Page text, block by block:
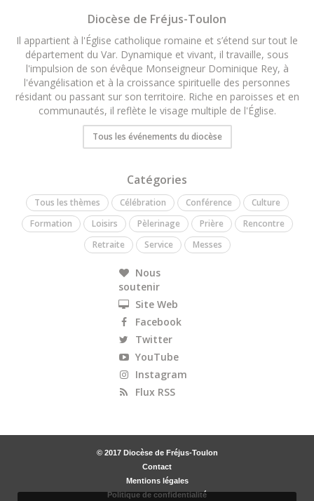
Diocèse de Fréjus-Toulon
Il appartient à l'Église catholique romaine et s’étend sur tout le
département du Var. Dynamique et vivant, il travaille, sous
l'impulsion de son évêque Monseigneur Dominique Rey, à
l'évangélisation et à la croissance spirituelle des personnes
résidant ou passant sur son territoire. Riche en paroisses et en
communautés, il reflète le visage multiple de l'Église.
Tous les événements du diocèse
Catégories
Tous les thèmes Célébration Conférence
Culture
Formation
Loisirs Pèlerinage Prière
Rencontre
Retraite
Service Messes
Nous
soutenir
Site Web
Facebook
Twitter
YouTube
Instagram
Flux RSS
© 2017 Diocèse de Fréjus-Toulon
Contact
Mentions légales
Politique de confidentialité